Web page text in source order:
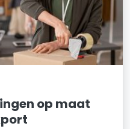
op maat